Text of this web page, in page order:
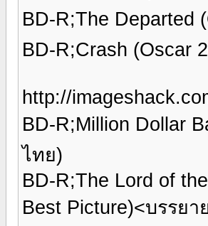
BD-R;The Departed
BD-R;Crash (Oscar
http://
BD-R;Million Dollar
ไทย)
BD-R;The Lord of
Best Picture)<บรรย